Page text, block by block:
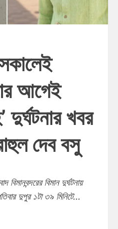
আগেই
দুর্ঘটনার খবর
দেব বসু
বিমানবন্দরের বিমান দুর্ঘটনায়
দুপুর ১টা ৩৯ মিনিটে...